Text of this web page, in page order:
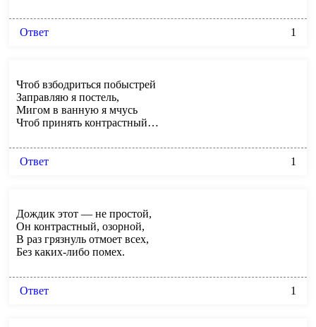
Ответ 1
Чтоб взбодриться побыстрей
Заправляю я постель,
Мигом в ванную я мчусь
Чтоб принять контрастный…
Ответ 1
Дождик этот — не простой,
Он контрастный, озорной,
В раз грязнуль отмоет всех,
Без каких-либо помех.
Ответ 1